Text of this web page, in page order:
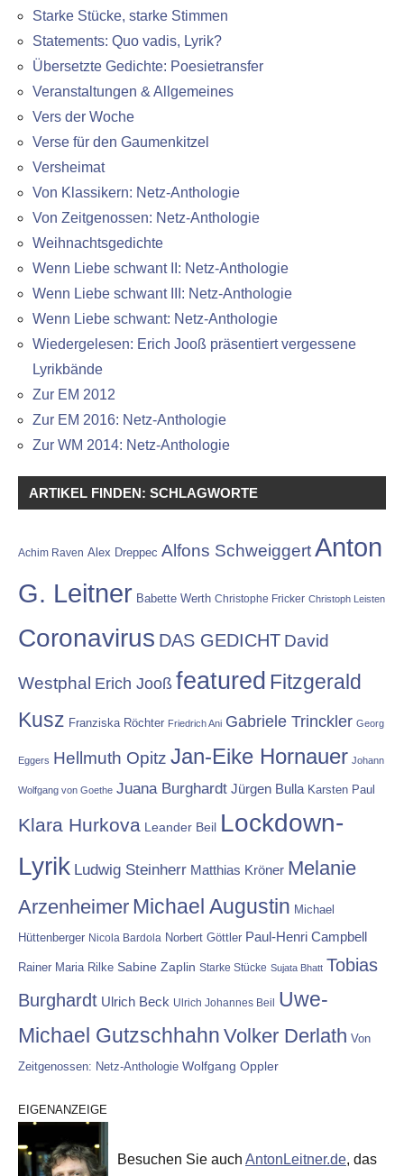
Starke Stücke, starke Stimmen
Statements: Quo vadis, Lyrik?
Übersetzte Gedichte: Poesietransfer
Veranstaltungen & Allgemeines
Vers der Woche
Verse für den Gaumenkitzel
Versheimat
Von Klassikern: Netz-Anthologie
Von Zeitgenossen: Netz-Anthologie
Weihnachtsgedichte
Wenn Liebe schwant II: Netz-Anthologie
Wenn Liebe schwant III: Netz-Anthologie
Wenn Liebe schwant: Netz-Anthologie
Wiedergelesen: Erich Jooß präsentiert vergessene
Lyrikbände
Zur EM 2012
Zur EM 2016: Netz-Anthologie
Zur WM 2014: Netz-Anthologie
ARTIKEL FINDEN: SCHLAGWORTE
Achim Raven Alex Dreppec Alfons SchweiggertAnton
G. Leitner Babette Werth Christophe Fricker Christoph Leisten
Coronavirus DAS GEDICHT David
Westphal Erich Jooß featured Fitzgerald
Kusz Franziska Röchter Friedrich Ani Gabriele Trinckler Georg
Eggers Hellmuth Opitz Jan-Eike Hornauer Johann
Wolfgang von Goethe Juana Burghardt Jürgen Bulla Karsten Paul
Klara Hurkova Leander Beil Lockdown-
Lyrik Ludwig Steinherr Matthias Kröner Melanie
Arzenheimer Michael Augustin Michael
Hüttenberger Nicola Bardola Norbert Göttler Paul-Henri Campbell
Rainer Maria Rilke Sabine Zaplin Starke Stücke Sujata Bhatt Tobias
Burghardt Ulrich Beck Ulrich Johannes Beil Uwe-
Michael Gutzschhahn Volker Derlath Von
Zeitgenossen: Netz-Anthologie Wolfgang Oppler
EIGENANZEIGE
Besuchen Sie auch AntonLeitner.de, das